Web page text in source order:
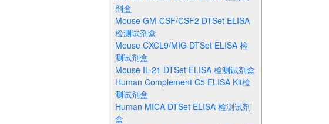
剂盒
Mouse GM-CSF/CSF2 DTSet ELISA
检测试剂盒
Mouse CXCL9/MIG DTSet ELISA 检
测试剂盒
Mouse IL-21 DTSet ELISA 检测试剂盒
Human Complement C5 ELISA Kit检
测试剂盒
Human MICA DTSet ELISA 检测试剂
盒